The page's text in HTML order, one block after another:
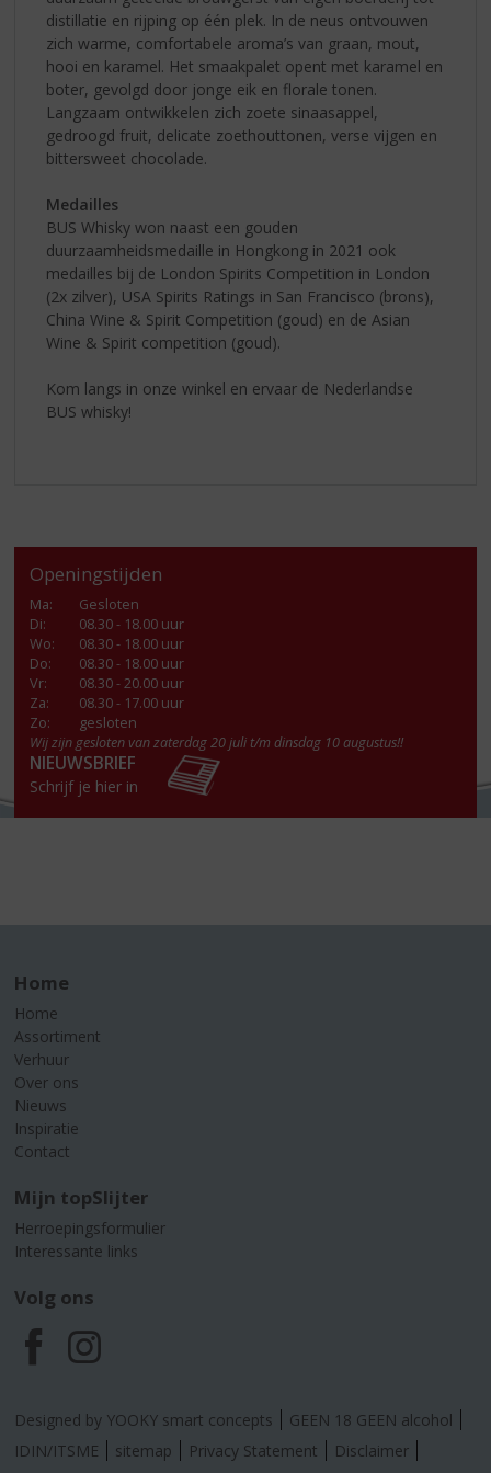
distillatie en rijping op één plek. In de neus ontvouwen
zich warme, comfortabele aroma’s van graan, mout,
hooi en karamel. Het smaakpalet opent met karamel en
boter, gevolgd door jonge eik en florale tonen.
Langzaam ontwikkelen zich zoete sinaasappel,
gedroogd fruit, delicate zoethouttonen, verse vijgen en
bittersweet chocolade.
Medailles
BUS Whisky won naast een gouden
duurzaamheidsmedaille in Hongkong in 2021 ook
medailles bij de London Spirits Competition in London
(2x zilver), USA Spirits Ratings in San Francisco (brons),
China Wine & Spirit Competition (goud) en de Asian
Wine & Spirit competition (goud).
Kom langs in onze winkel en ervaar de Nederlandse
BUS whisky!
Openingstijden
Ma:
Gesloten
Di:
08.30 - 18.00 uur
Wo:
08.30 - 18.00 uur
Do:
08.30 - 18.00 uur
Vr:
08.30 - 20.00 uur
Za:
08.30 - 17.00 uur
Zo:
gesloten
Wij zijn gesloten van zaterdag 20 juli t/m dinsdag 10 augustus!!
NIEUWSBRIEF
Schrijf je hier in
Home
Home
Assortiment
Verhuur
Over ons
Nieuws
Inspiratie
Contact
Mijn topSlijter
Herroepingsformulier
Interessante links
Volg ons
F
a
c
I
n
s
Designed by YOOKY smart concepts
GEEN 18 GEEN alcohol
IDIN/ITSME
sitemap Privacy Statement
Disclaimer